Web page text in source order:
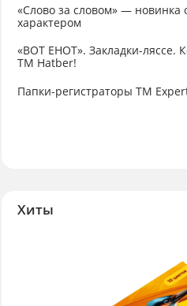
«Слово за словом» — новинка
характером
«ВОТ ЕНОТ». Закладки-ляссе.
ТМ Hatber!
Папки-регистраторы ТМ
Хиты